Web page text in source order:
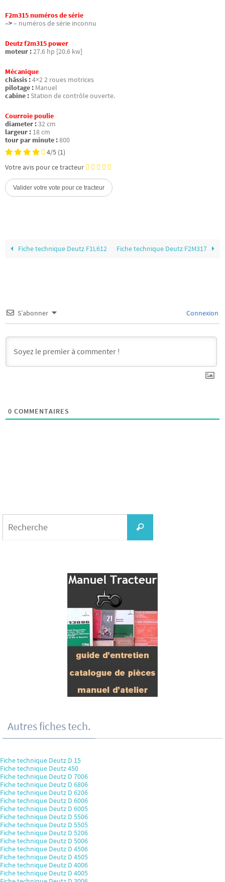
F2m315 numéros de série
–>– numéros de série inconnu
Deutz f2m315 power
moteur :27.6 hp [20.6 kw]
Mécanique
châssis :4×2 2 roues motrices
pilotage : Manuel
cabine : Station de contrôle ouverte.
Courroie poulie
diameter :32 cm
largeur : 18 cm
tour par minute :800
4/5 (1)
Votre avis pour ce tracteur
Fiche technique Deutz F1L612 Fiche technique Deutz F2M317
S’abonner Connexion
0 COMMENTAIRES
Recherche
Autres fiches tech.
Fiche technique Deutz D 15
Fiche technique Deutz 450
Fiche technique Deutz D 7006
Fiche technique Deutz D 6806
Fiche technique Deutz D 6206
Fiche technique Deutz D 6006
Fiche technique Deutz D 6005
Fiche technique Deutz D 5506
Fiche technique Deutz D 5505
Fiche technique Deutz D 5206
Fiche technique Deutz D 5006
Fiche technique Deutz D 4506
Fiche technique Deutz D 4505
Fiche technique Deutz D 4006
Fiche technique Deutz D 4005